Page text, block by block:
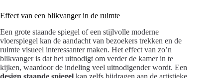
Effect van een blikvanger in de ruimte
Een grote staande spiegel of een stijlvolle moderne
vloerspiegel kan de aandacht van bezoekers trekken en de
ruimte visueel interessanter maken. Het effect van zo’n
blikvanger is dat het uitnodigt om verder de kamer in te
kijken, waardoor de indeling veel uitnodigender wordt. Een
design staande spiegel kan zelfs bijdragen aan de artistieke